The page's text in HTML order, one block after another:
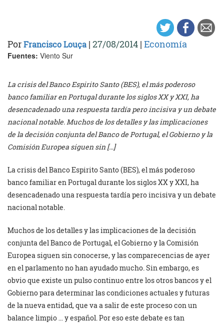
PorFrancisco Louça | 27/08/2014 | Economía
Fuentes: Viento Sur
La crisis del Banco Espirito Santo (BES), el más poderoso
banco familiar en Portugal durante los siglos XX y XXI, ha
desencadenado una respuesta tardía pero incisiva y un debate
nacional notable. Muchos de los detalles y las implicaciones
de la decisión conjunta del Banco de Portugal, el Gobierno y la
Comisión Europea siguen sin […]
La crisis del Banco Espirito Santo (BES), el más poderoso
banco familiar en Portugal durante los siglos XX y XXI, ha
desencadenado una respuesta tardía pero incisiva y un debate
nacional notable.
Muchos de los detalles y las implicaciones de la decisión
conjunta del Banco de Portugal, el Gobierno y la Comisión
Europea siguen sin conocerse, y las comparecencias de ayer
en el parlamento no han ayudado mucho. Sin embargo, es
obvio que existe un pulso continuo entre los otros bancos y el
Gobierno para determinar las condiciones actuales y futuras
de la nueva entidad, que va a salir de este proceso con un
balance limpio … y español. Por eso este debate es tan